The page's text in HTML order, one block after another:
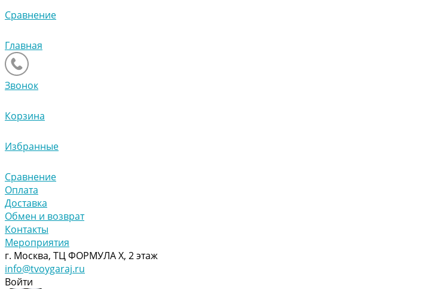
Сравнение
Главная
Звонок
Корзина
Избранные
Сравнение
Оплата
Доставка
Обмен и возврат
Контакты
Мероприятия
г. Москва, ТЦ ФОРМУЛА Х, 2 этаж
info@tvoygaraj.ru
Войти